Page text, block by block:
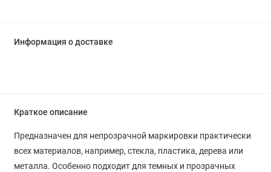
Информация о доставке
Краткое описание
Предназначен для непрозрачной маркировки практически
всех материалов, например, стекла, пластика, дерева или
металла. Особенно подходит для темных и прозрачных